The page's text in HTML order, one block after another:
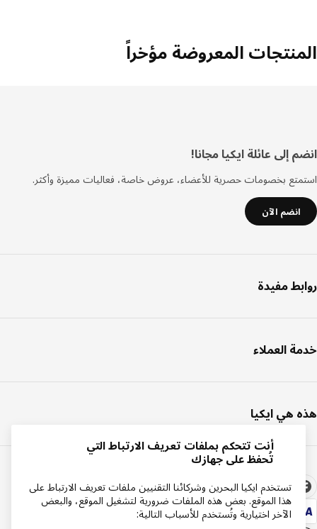
المنتجات المعروضة مؤخراً
أسفل
الصفحة
انضم إلى عائلة ايكيا مجانا!
استمتع بخصومات حصرية للأعضاء، عروض خاصة، فعاليات مميزة وأكثر.
انضم الآن
روابط مفيدة
خدمة العملاء
هذه هي ايكيا
أنت تتحكم بملفات تعريف الارتباط التي
تُحفظ على جهازك
تستخدم ايكيا البحرين وشركائنا التقنيين ملفات تعريف الارتباط على
هذا الموقع. بعض هذه الملفات ضرورية لتشغيل الموقع، والبعض
الآخر اختيارية وتُستخدم للأسباب التالية: